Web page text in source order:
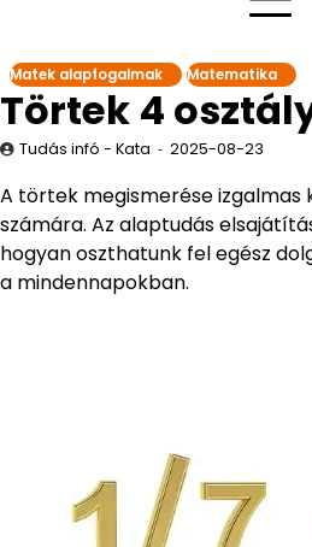
Matek alapfogalmak Matematika
Törtek 4
Tudás infó - Kata 2025-08-23
A törtek megismerése izgalmas
számára. Az alaptudás
hogyan oszthatunk fel egész
a mindennapokban.